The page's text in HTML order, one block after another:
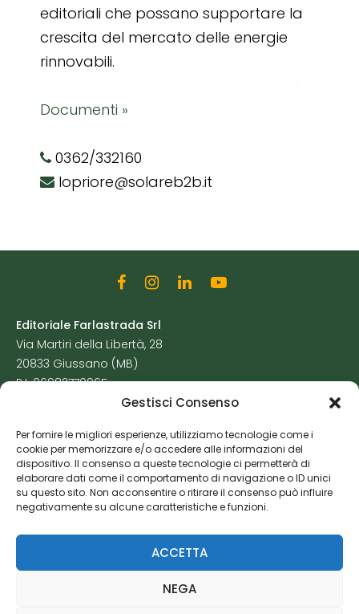
Gestisci Consenso
Per fornire le migliori esperienze, utilizziamo tecnologie come i
cookie per memorizzare e/o accedere alle informazioni del
dispositivo. Il consenso a queste tecnologie ci permetterà di
elaborare dati come il comportamento di navigazione o ID unici
su questo sito. Non acconsentire o ritirare il consenso può influire
negativamente su alcune caratteristiche e funzioni.
ACCETTA
NEGA
editoriali che possano supportare la
crescita del mercato delle energie
rinnovabili.
Documenti »
0362/332160
lopriore@solareb2b.it
Editoriale Farlastrada Srl
Via Martiri della Libertà, 28
20833 Giussano (MB)
P.I. 06982770965
Cookie Policy
Risorse Aggiuntive